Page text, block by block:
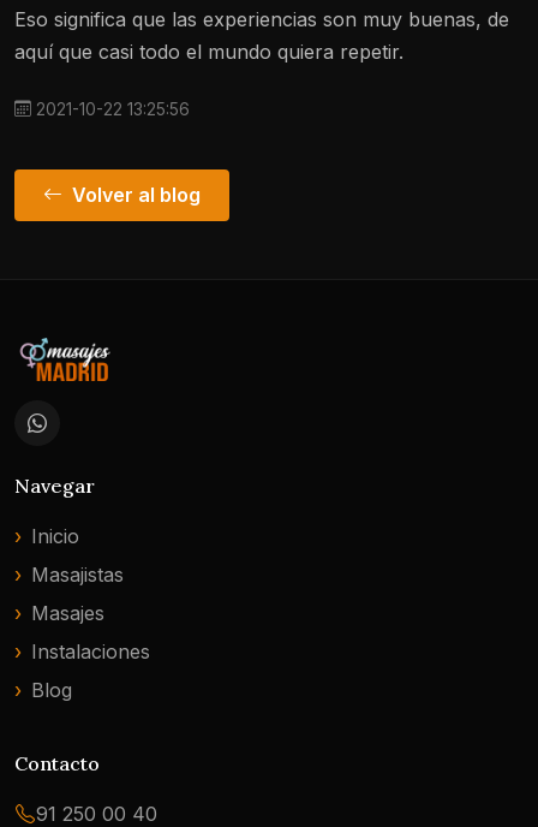
Eso significa que las experiencias son muy buenas, de
aquí que casi todo el mundo quiera repetir.
2021-10-22 13:25:56
Volver al blog
Navegar
Inicio
Masajistas
Masajes
Instalaciones
Blog
Contacto
91 250 00 40